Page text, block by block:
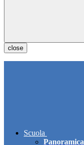
close
Scuola
Panoramica